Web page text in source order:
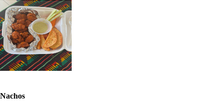
Nachos